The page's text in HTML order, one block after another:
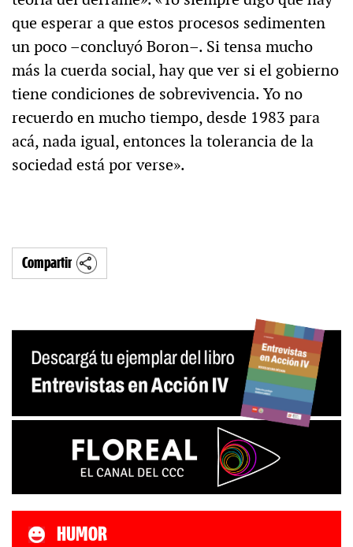
que esperar a que estos procesos sedimenten
un poco –concluyó Boron–. Si tensa mucho
más la cuerda social, hay que ver si el gobierno
tiene condiciones de sobrevivencia. Yo no
recuerdo en mucho tiempo, desde 1983 para
acá, nada igual, entonces la tolerancia de la
sociedad está por verse».
Compartir
HUMOR